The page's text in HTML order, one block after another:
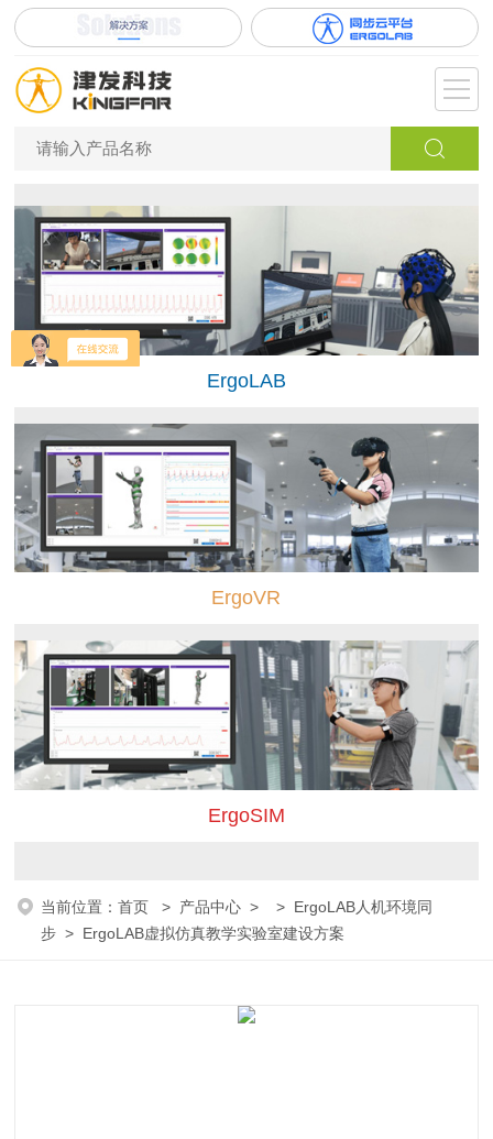
ErgoLAB
ErgoVR
ErgoSIM
当前位置：首页 > 产品中心 > > ErgoLAB人机环境同
步 > ErgoLAB虚拟仿真教学实验室建设方案